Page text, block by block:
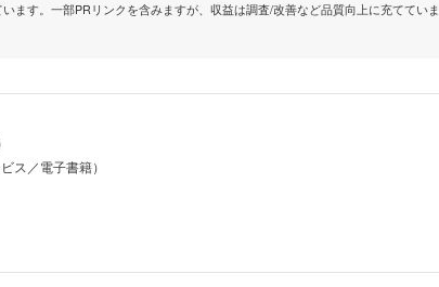
ます。一部PRリンクを含みますが、収益は調査/改善など品質向上に充てていま
ス／電子書籍）